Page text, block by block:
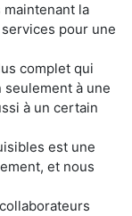
la
pour une
complet qui
à une
à un certain
est une
et nous